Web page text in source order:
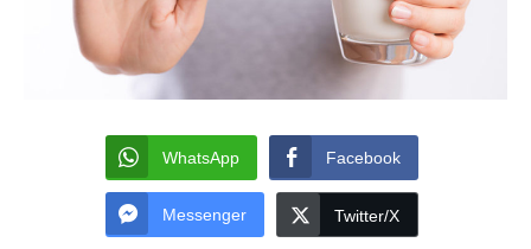
WhatsApp Facebook
Messenger Twitter/X